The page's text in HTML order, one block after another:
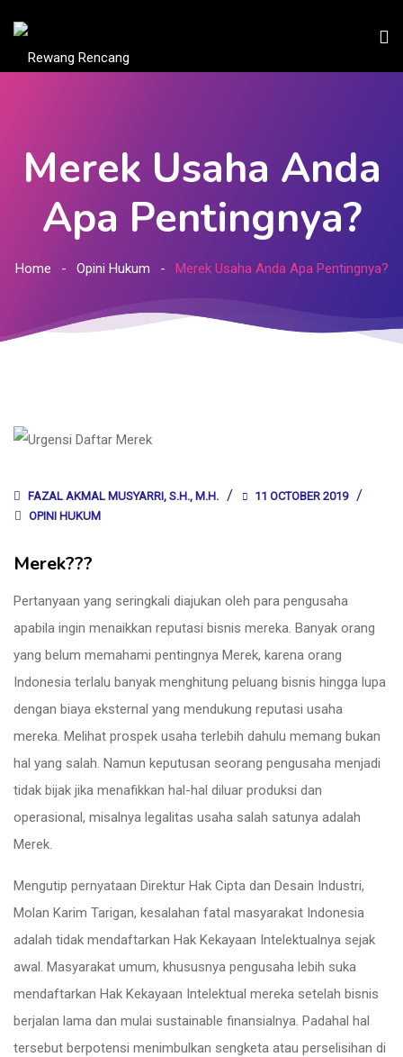
Merek Usaha Anda
Apa Pentingnya?
Home Opini Hukum Merek Usaha Anda Apa Pentingnya?
FAZAL AKMAL MUSYARRI, S.H., M.H.
11 OCTOBER 2019
OPINI HUKUM
Merek???
Pertanyaan yang seringkali diajukan oleh para pengusaha
apabila ingin menaikkan reputasi bisnis mereka. Banyak orang
yang belum memahami pentingnya Merek, karena orang
Indonesia terlalu banyak menghitung peluang bisnis hingga lupa
dengan biaya eksternal yang mendukung reputasi usaha
mereka. Melihat prospek usaha terlebih dahulu memang bukan
hal yang salah. Namun keputusan seorang pengusaha menjadi
tidak bijak jika menafikkan hal-hal diluar produksi dan
operasional, misalnya legalitas usaha salah satunya adalah
Merek.
Mengutip pernyataan Direktur Hak Cipta dan Desain Industri,
Molan Karim Tarigan, kesalahan fatal masyarakat Indonesia
adalah tidak mendaftarkan Hak Kekayaan Intelektualnya sejak
awal. Masyarakat umum, khususnya pengusaha lebih suka
mendaftarkan Hak Kekayaan Intelektual mereka setelah bisnis
berjalan lama dan mulai sustainable finansialnya. Padahal hal
tersebut berpotensi menimbulkan sengketa atau perselisihan di